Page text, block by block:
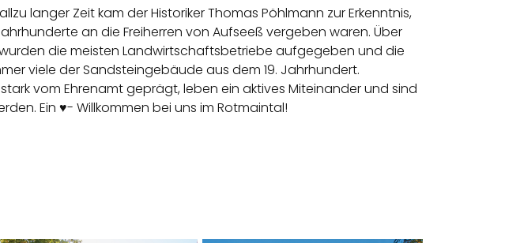
langer Zeit kam der Historiker Thomas Pöhlmann zur Erkenntnis,
an die Freiherren von Aufseeß vergeben waren. Über
die meisten Landwirtschaftsbetriebe aufgegeben und die
viele der Sandsteingebäude aus dem 19. Jahrhundert.
vom Ehrenamt geprägt, leben ein aktives Miteinander und sind
Ein ♥- Willkommen bei uns im Rotmaintal!